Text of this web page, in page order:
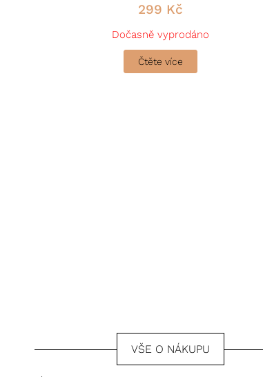
299 Kč
Dočasně vyprodáno
Čtěte více
VŠE O NÁKUPU